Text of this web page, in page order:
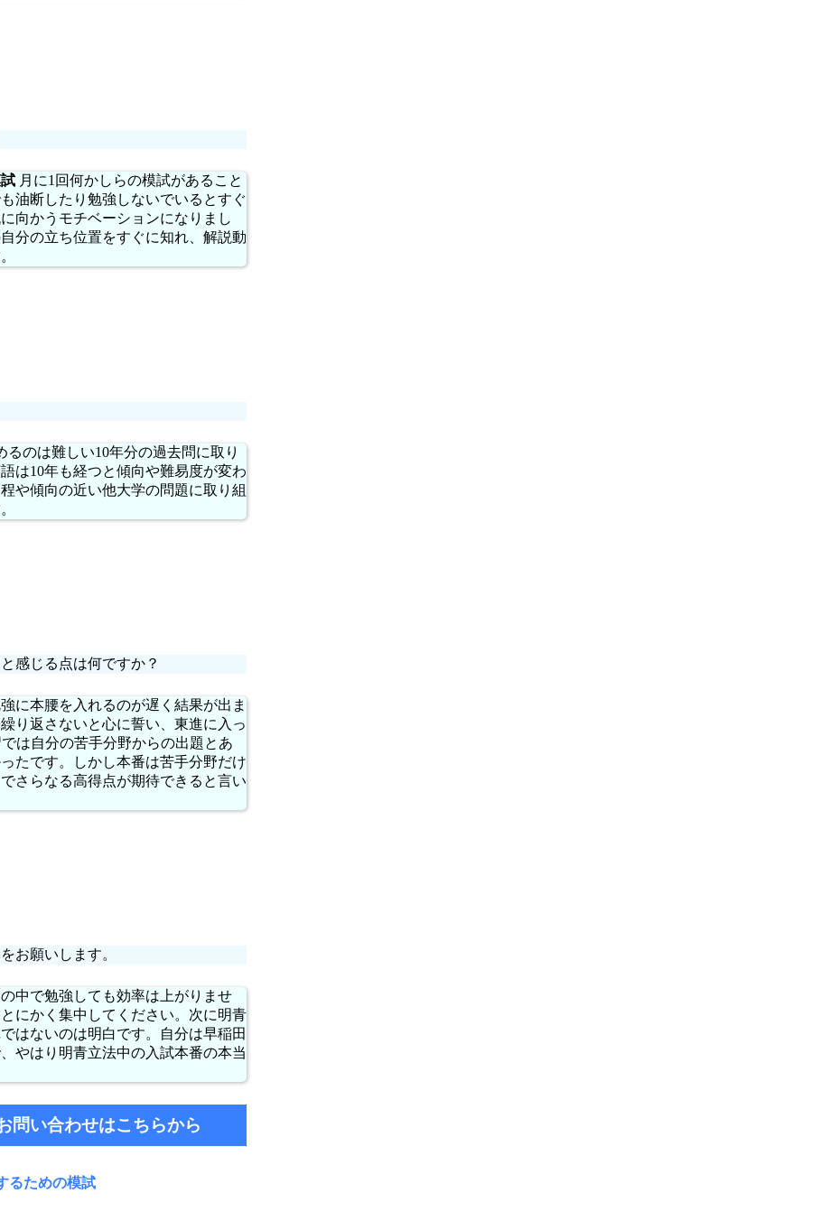
月に1回何かしらの模試があること
油断したり勉強しないでいるとすぐ
向かうモチベーションになりまし
分の立ち位置をすぐに知れ、解説動
のは難しい10年分の過去問に取り
は10年も経つと傾向や難易度が変わ
や傾向の近い他大学の問題に取り組
感じる点は何ですか？
に本腰を入れるのが遅く結果が出ま
り返さないと心に誓い、東進に入っ
は自分の苦手分野からの出題とあ
たです。しかし本番は苦手分野だけ
さらなる高得点が期待できると言い
お願いします。
中で勉強しても効率は上がりませ
にかく集中してください。次に明青
はないのは明白です。自分は早稲田
やはり明青立法中の入試本番の本当
問い合わせはこちらから
るための模試